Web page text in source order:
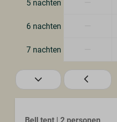
5 nachten
6 nachten
7 nachten